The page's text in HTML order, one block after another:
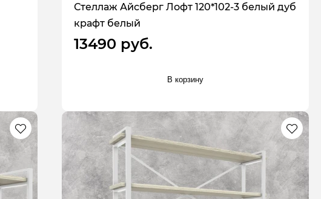
Стеллаж Айсберг Лофт 120*102-3 белый дуб
крафт белый
13490 руб.
В корзину